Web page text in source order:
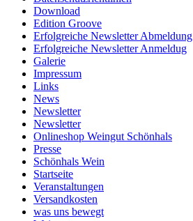
Download
Edition Groove
Erfolgreiche Newsletter Abmeldung
Erfolgreiche Newsletter Anmeldug
Galerie
Impressum
Links
News
Newsletter
Newsletter
Onlineshop Weingut Schönhals
Presse
Schönhals Wein
Startseite
Veranstaltungen
Versandkosten
was uns bewegt